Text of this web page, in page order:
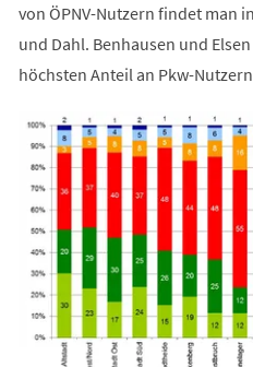
von ÖPNV-Nutzern findet man
und Dahl. Benhausen und
höchsten Anteil an Pkw-